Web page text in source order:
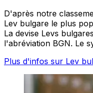
D'après notre
Lev bulgare le plus
La devise Levs
l'abréviation BGN. Le
Plus d'infos sur Lev